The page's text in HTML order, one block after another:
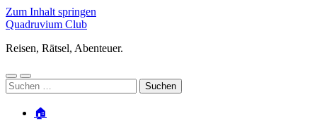
Zum Inhalt springen
Quadruvium Club
Reisen, Rätsel, Abenteuer.
Mobile-
Menü
Suchfeld
ein-/ausblenden
Suchen
nach:
🏠